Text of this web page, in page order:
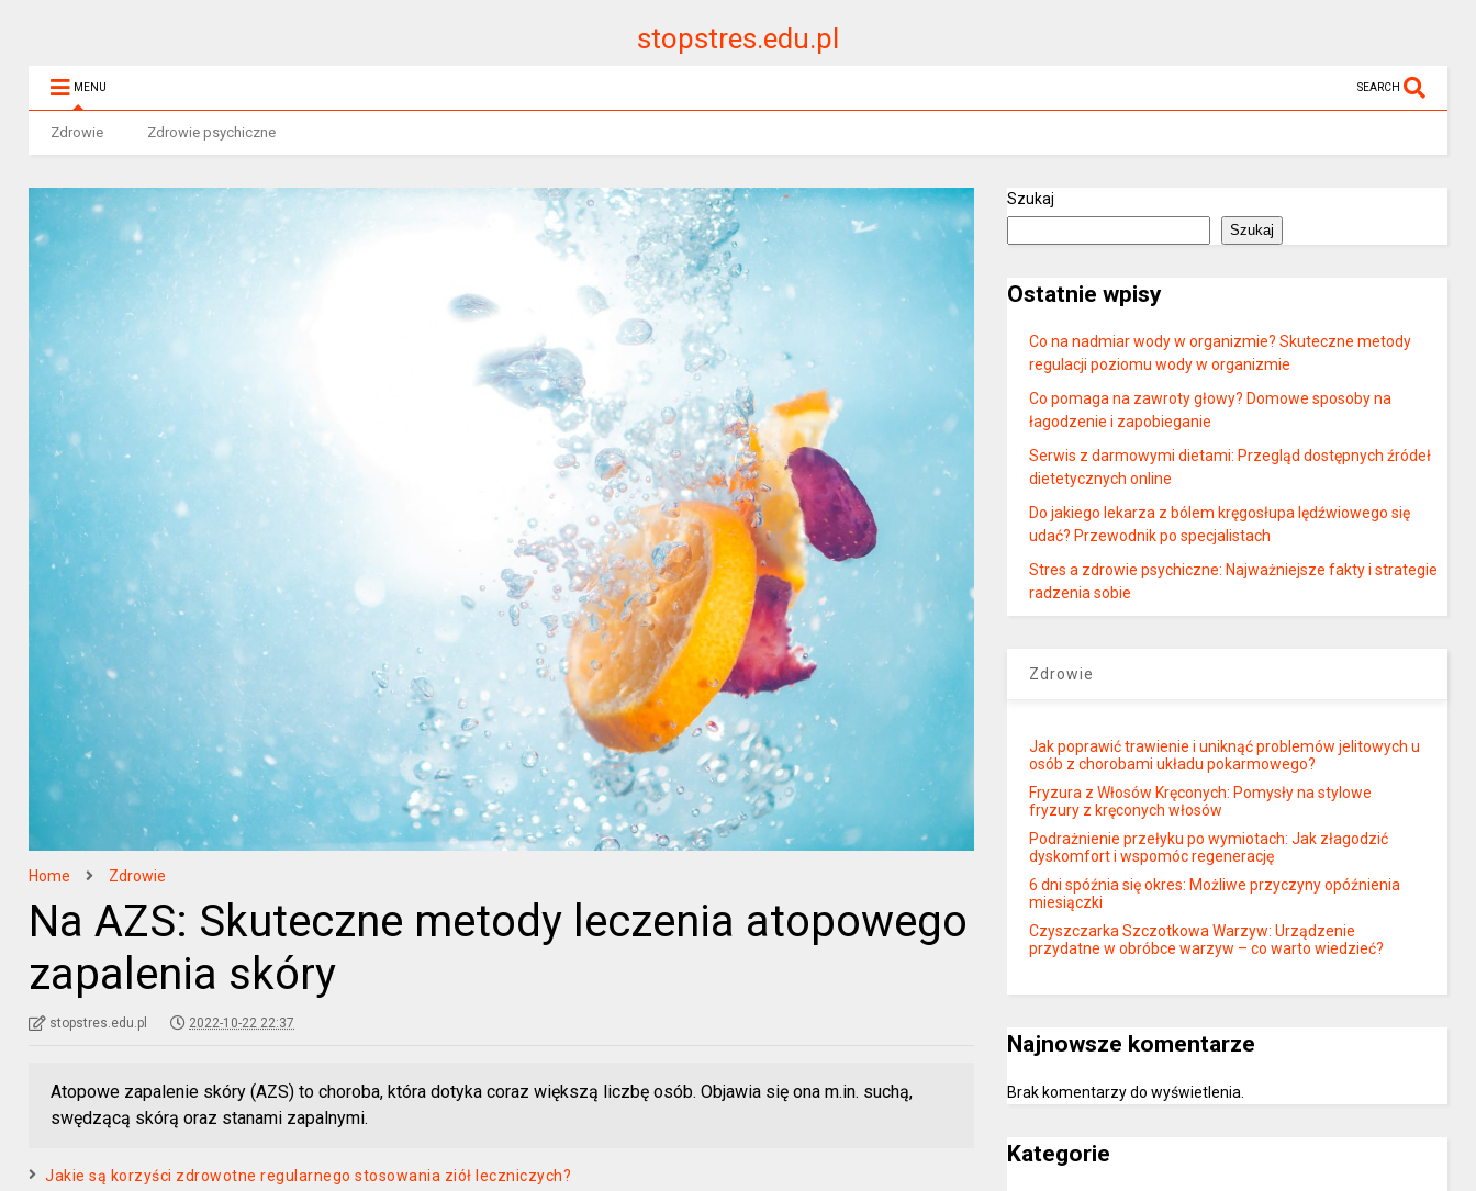
stopstres.edu.pl
MENU SEARCH
Zdrowie Zdrowie psychiczne
Home Zdrowie
Na AZS: Skuteczne metody leczenia atopowego
zapalenia skóry
stopstres.edu.pl 2022-10-22 22:37
Atopowe zapalenie skóry (AZS) to choroba, która dotyka coraz większą liczbę osób. Objawia się ona m.in. suchą,
swędzącą skórą oraz stanami zapalnymi.
Jakie są korzyści zdrowotne regularnego stosowania ziół leczniczych?
Szukaj
Szukaj
Ostatnie wpisy
Co na nadmiar wody w organizmie? Skuteczne metody
regulacji poziomu wody w organizmie
Co pomaga na zawroty głowy? Domowe sposoby na
łagodzenie i zapobieganie
Serwis z darmowymi dietami: Przegląd dostępnych źródeł
dietetycznych online
Do jakiego lekarza z bólem kręgosłupa lędźwiowego się
udać? Przewodnik po specjalistach
Stres a zdrowie psychiczne: Najważniejsze fakty i strategie
radzenia sobie
Zdrowie
Jak poprawić trawienie i uniknąć problemów jelitowych u
osób z chorobami układu pokarmowego?
Fryzura z Włosów Kręconych: Pomysły na stylowe
fryzury z kręconych włosów
Podrażnienie przełyku po wymiotach: Jak złagodzić
dyskomfort i wspomóc regenerację
6 dni spóźnia się okres: Możliwe przyczyny opóźnienia
miesiączki
Czyszczarka Szczotkowa Warzyw: Urządzenie
przydatne w obróbce warzyw – co warto wiedzieć?
Najnowsze komentarze
Brak komentarzy do wyświetlenia.
Kategorie